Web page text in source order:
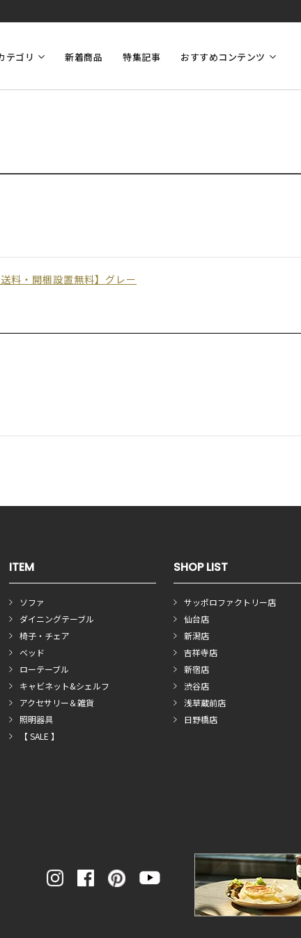
テゴリ 新着商品 特集記事 おすすめコンテンツ
料・開梱設置無料】グレー
ITEM
ソファ
ダイニングテーブル
椅子・チェア
ベッド
ローテーブル
キャビネット&シェルフ
アクセサリー＆雑貨
照明器具
【 SALE 】
SHOP LIST
サッポロファクトリー店
仙台店
新潟店
吉祥寺店
新宿店
渋谷店
浅草蔵前店
日野橋店